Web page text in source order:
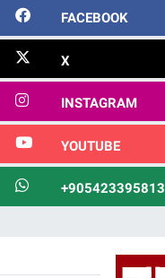
FACEBOOK
X
INSTAGRAM
YOUTUBE
+905423395813